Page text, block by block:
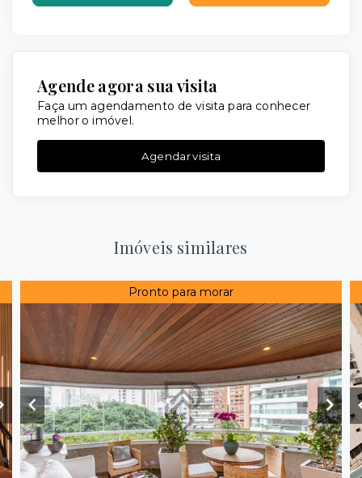
Agende agora sua visita
Faça um agendamento de visita para conhecer
melhor o imóvel.
Agendar visita
Imóveis similares
Pronto para morar